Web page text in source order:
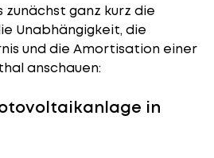
zunächst ganz kurz die
Unabhängigkeit, die
und die Amortisation einer
anschauen:
in